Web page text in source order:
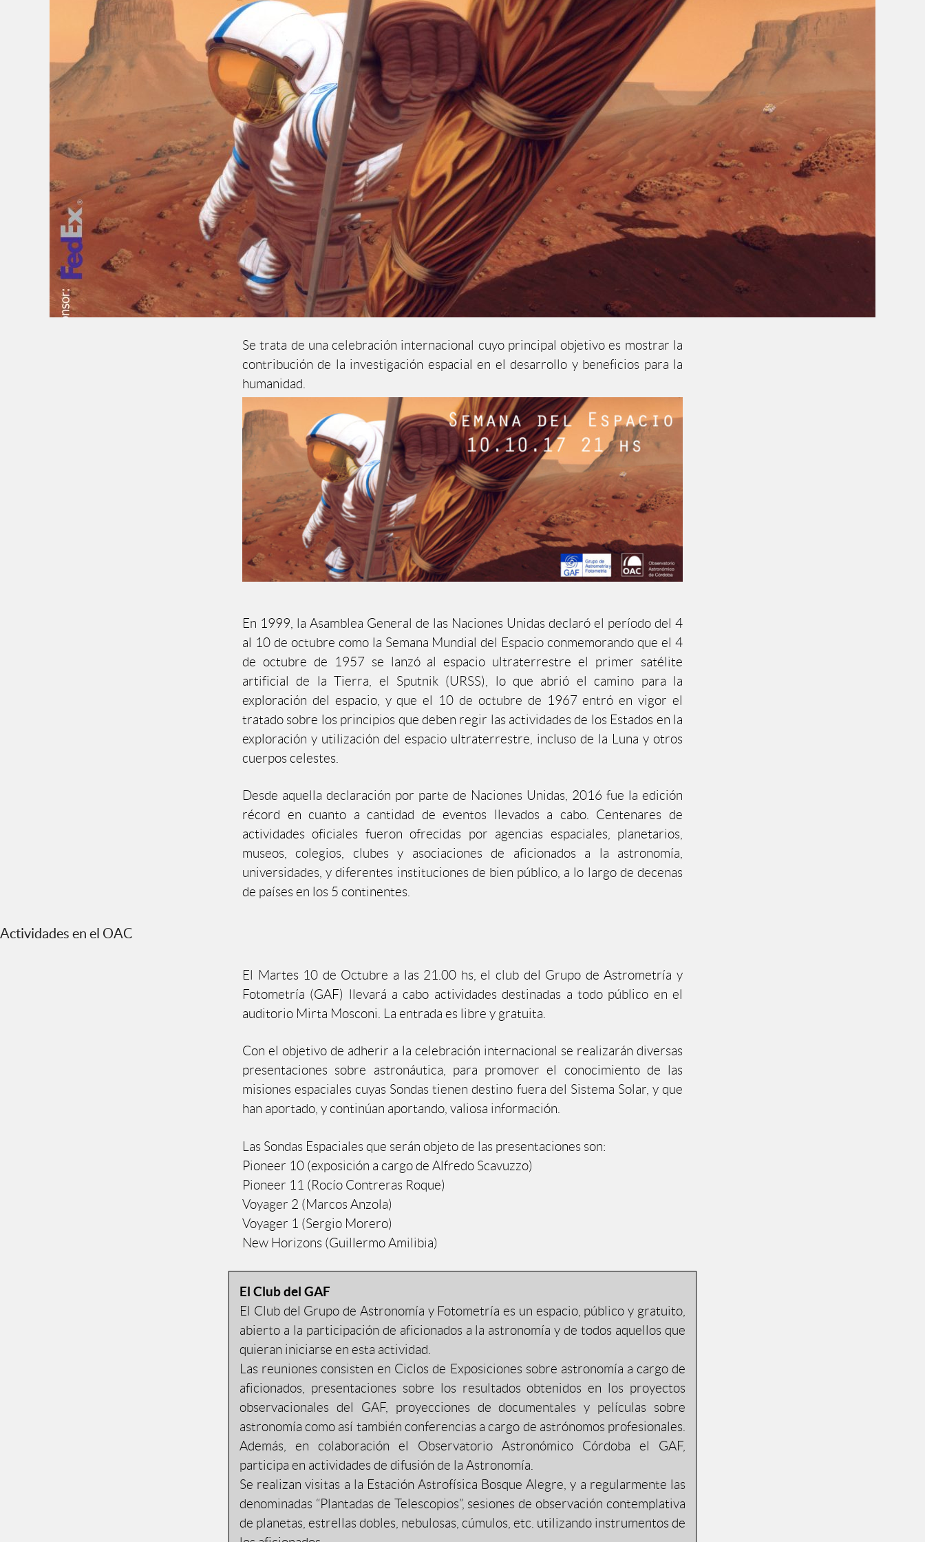
Se trata de una celebración internacional cuyo principal objetivo es mostrar la
contribución de la investigación espacial en el desarrollo y beneficios para la
humanidad.
En 1999, la Asamblea General de las Naciones Unidas declaró el período del 4
al 10 de octubre como la Semana Mundial del Espacio conmemorando que el 4
de octubre de 1957 se lanzó al espacio ultraterrestre el primer satélite
artificial de la Tierra, el Sputnik (URSS), lo que abrió el camino para la
exploración del espacio, y que el 10 de octubre de 1967 entró en vigor el
tratado sobre los principios que deben regir las actividades de los Estados en la
exploración y utilización del espacio ultraterrestre, incluso de la Luna y otros
cuerpos celestes.
Desde aquella declaración por parte de Naciones Unidas, 2016 fue la edición
récord en cuanto a cantidad de eventos llevados a cabo. Centenares de
actividades oficiales fueron ofrecidas por agencias espaciales, planetarios,
museos, colegios, clubes y asociaciones de aficionados a la astronomía,
universidades, y diferentes instituciones de bien público, a lo largo de decenas
de países en los 5 continentes.
Actividades en el OAC
El Martes 10 de Octubre a las 21.00 hs, el club del Grupo de Astrometría y
Fotometría (GAF) llevará a cabo actividades destinadas a todo público en el
auditorio Mirta Mosconi. La entrada es libre y gratuita.
Con el objetivo de adherir a la celebración internacional se realizarán diversas
presentaciones sobre astronáutica, para promover el conocimiento de las
misiones espaciales cuyas Sondas tienen destino fuera del Sistema Solar, y que
han aportado, y continúan aportando, valiosa información.
Las Sondas Espaciales que serán objeto de las presentaciones son:
Pioneer 10 (exposición a cargo de Alfredo Scavuzzo)
Pioneer 11 (Rocío Contreras Roque)
Voyager 2 (Marcos Anzola)
Voyager 1 (Sergio Morero)
New Horizons (Guillermo Amilibia)
El Club del GAF
El Club del Grupo de Astronomía y Fotometría es un espacio, público y gratuito,
abierto a la participación de aficionados a la astronomía y de todos aquellos que
quieran iniciarse en esta actividad.
Las reuniones consisten en Ciclos de Exposiciones sobre astronomía a cargo de
aficionados, presentaciones sobre los resultados obtenidos en los proyectos
observacionales del GAF, proyecciones de documentales y películas sobre
astronomía como así también conferencias a cargo de astrónomos profesionales.
Además, en colaboración el Observatorio Astronómico Córdoba el GAF,
participa en actividades de difusión de la Astronomía.
Se realizan visitas a la Estación Astrofísica Bosque Alegre, y a regularmente las
denominadas “Plantadas de Telescopios”, sesiones de observación contemplativa
de planetas, estrellas dobles, nebulosas, cúmulos, etc. utilizando instrumentos de